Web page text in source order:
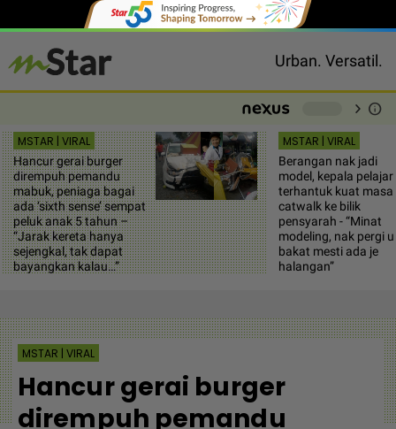
Urban. Versatil.
chevron_right info
MSTAR | VIRAL
Hancur gerai burger
dirempuh pemandu
mabuk, peniaga bagai
ada ‘sixth sense’ sempat
peluk anak 5 tahun –
“Jarak kereta hanya
sejengkal, tak dapat
bayangkan kalau…”
MSTAR | VIRAL
Berangan nak jadi
model, kepala pelajar
terhantuk kuat masa
catwalk ke bilik
pensyarah - “Minat
modeling, nak pergi
bakat mesti ada je
halangan”
MSTAR | VIRAL
Hancur gerai burger
dirempuh pemandu